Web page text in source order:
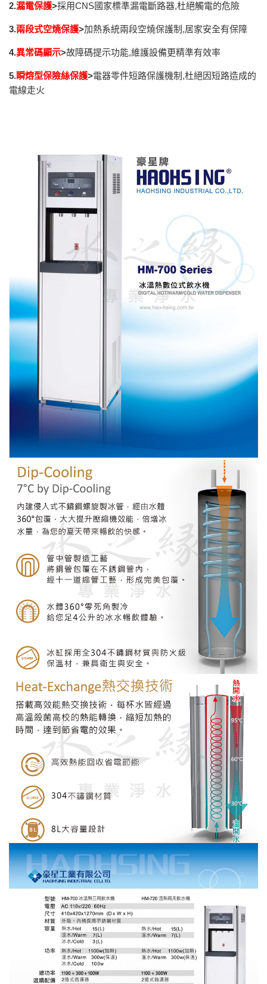
2.漏電保護>採用CNS國家標準漏電斷路器,杜絕觸電的危險
3.兩段式空燒保護>加熱系統兩段空燒保護制,居家安全有保障
4.異常碼顯示>故障碼提示功能,維護設備更精準有效率
5.瞬熔型保險絲保護>電器零件短路保護機制,杜絕因短路造成的
電線走火